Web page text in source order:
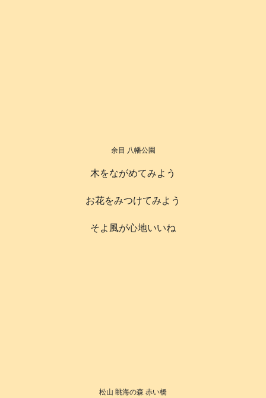
余目 八幡公園
木をながめてみよう
お花をみつけてみよう
そよ風が心地いいね
松山 眺海の森 赤い橋